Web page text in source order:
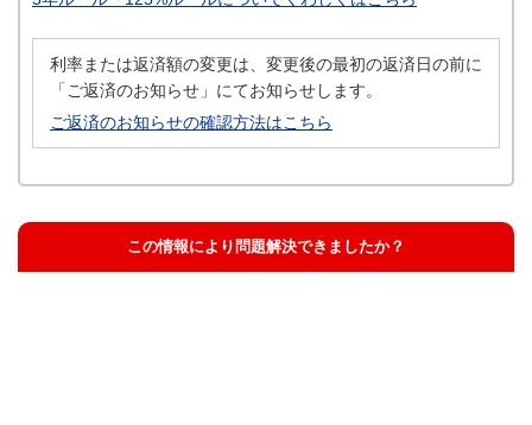
利率または返済額の変更は、変更後の最初の返済日の前に
「ご返済のお知らせ」にてお知らせします。
ご返済のお知らせの確認方法はこちら
この情報により問題解決できましたか？